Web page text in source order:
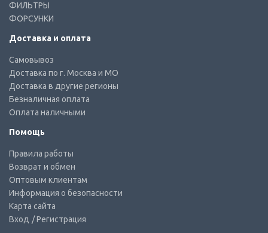
ФИЛЬТРЫ
ФОРСУНКИ
Доставка и оплата
Самовывоз
Доставка по г. Москва и МО
Доставка в другие регионы
Безналичная оплата
Оплата наличными
Помощь
Правила работы
Возврат и обмен
Оптовым клиентам
Информация о безопасности
Карта сайта
Вход / Регистрация